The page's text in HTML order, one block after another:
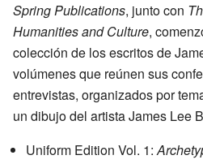
Spring Publications, junto con
Humanities and Culture,
colección de los escritos de
volúmenes que reúnen sus
entrevistas, organizados por
un dibujo del artista James Lee
Uniform Edition Vol. 1: